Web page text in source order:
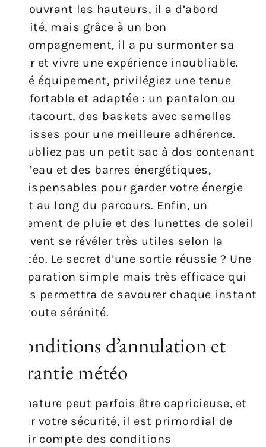
découvrant les hauteurs, il a d’abord
hésité, mais grâce à un bon
accompagnement, il a pu surmonter sa
peur et vivre une expérience inoubliable.
Côté équipement, privilégiez une tenue
confortable et adaptée : un pantalon ou
pantacourt, des baskets avec semelles
épaisses pour une meilleure adhérence.
N’oubliez pas un petit sac à dos contenant
de l’eau et des barres énergétiques,
indispensables pour garder votre énergie
tout au long du parcours. Enfin, un
vêtement de pluie et des lunettes de soleil
peuvent se révéler très utiles selon la
météo. Le secret d’une sortie réussie ? Une
préparation simple mais très efficace qui
vous permettra de savourer chaque instant
en toute sérénité.
Conditions d’annulation et
garantie météo
La nature peut parfois être capricieuse, et
pour votre sécurité, il est primordial de
tenir compte des conditions